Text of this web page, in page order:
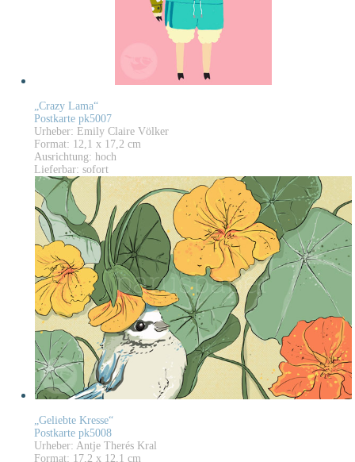
„Crazy Lama“
Postkarte pk5007
Urheber: Emily Claire Völker
Format: 12,1 x 17,2 cm
Ausrichtung: hoch
Lieferbar: sofort
„Geliebte Kresse“
Postkarte pk5008
Urheber: Antje Therés Kral
Format: 17,2 x 12,1 cm